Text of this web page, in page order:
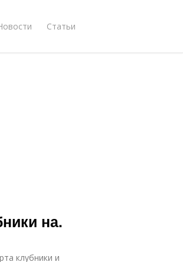
Статьи
на.
клубники и